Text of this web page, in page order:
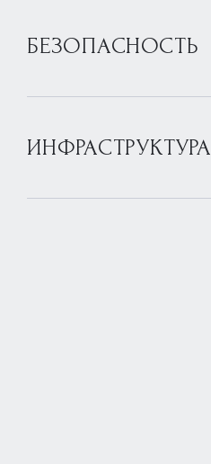
БЕЗОПАСНОСТЬ
ИНФРАСТРУКТУРА